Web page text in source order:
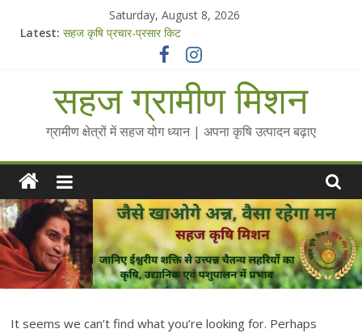
Saturday, August 8, 2026
Latest: सहज कृषि प्रचार-प्रसार किट
Standee Designs @ 2025 for Sahaj Krishi Promotions
Chalo Gaon Ki Or Abhiyaan - 2025-26
Collected Talks on Vibrated Water
सहज ग्रामीण मिशन
ग्रामीण क्षेत्रों में सहज योग ध्यान | अपना कृषि उत्पादन बढ़ाए
It seems we can’t find what you’re looking for. Perhaps